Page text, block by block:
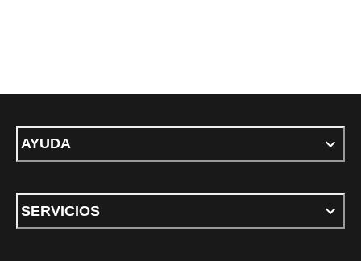
AYUDA
SERVICIOS